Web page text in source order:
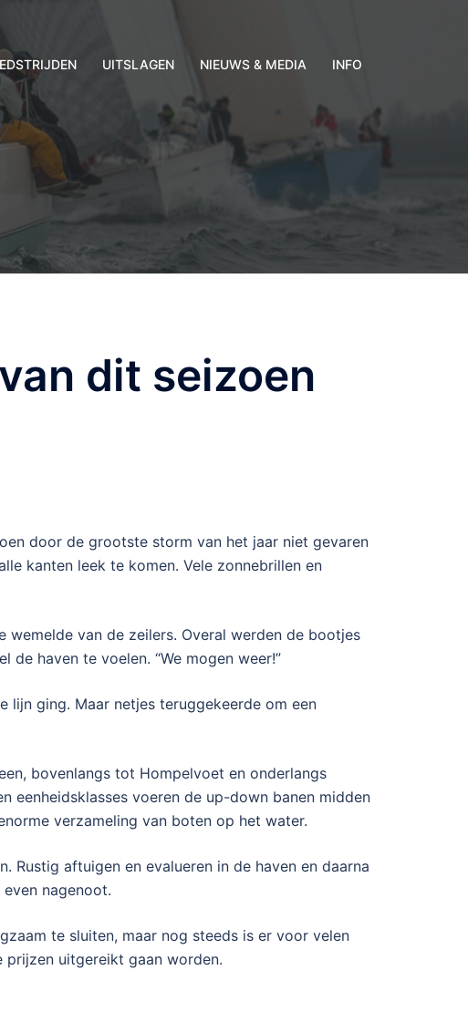
UITSLAGEN NIEUWS & MEDIA INFO
dit seizoen
door de grootste storm van het jaar niet gevaren
kanten leek te komen. Vele zonnebrillen en
van de zeilers. Overal werden de bootjes
haven te voelen. “We mogen weer!”
lijn ging. Maar netjes teruggekeerde om een
bovenlangs tot Hompelvoet en onderlangs
eenheidsklasses voeren de up-down banen midden
verzameling van boten op het water.
Rustig aftuigen en evalueren in de haven en daarna
nagenoot.
te sluiten, maar nog steeds is er voor velen
uitgereikt gaan worden.